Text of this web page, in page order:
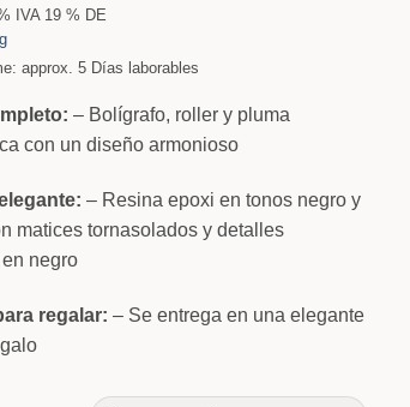
IVA 19 % DE
approx. 5 Días laborables
– Bolígrafo, roller y pluma
con un diseño armonioso
– Resina epoxi en tonos negro y
matices tornasolados y detalles
negro
regalar: – Se entrega en una elegante